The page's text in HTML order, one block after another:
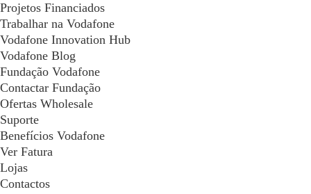
Projetos Financiados
Trabalhar na Vodafone
Vodafone Innovation Hub
Vodafone Blog
Fundação Vodafone
Contactar Fundação
Ofertas Wholesale
Suporte
Benefícios Vodafone
Ver Fatura
Lojas
Contactos